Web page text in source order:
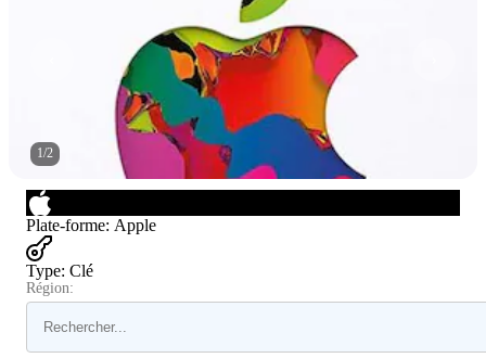
1/2
Plate-forme: Apple
Type: Clé
Région: